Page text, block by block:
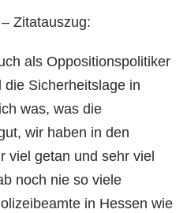
Zitatauszug:
als Oppositionspolitiker
die Sicherheitslage in
was, was die
wir haben in den
viel getan und sehr viel
noch nie so viele
in Hessen wie